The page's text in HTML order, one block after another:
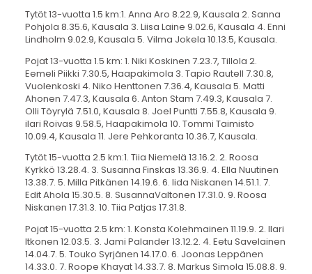
Tytöt 13-vuotta 1.5 km:1. Anna Aro 8.22.9, Kausala 2. Sanna
Pohjola 8.35.6, Kausala 3. Liisa Laine 9.02.6, Kausala 4. Enni
Lindholm 9.02.9, Kausala 5. Vilma Jokela 10.13.5, Kausala.
Pojat 13-vuotta 1.5 km: 1. Niki Koskinen 7.23.7, Tillola 2.
Eemeli Piikki 7.30.5, Haapakimola 3. Tapio Rautell 7.30.8,
Vuolenkoski 4. Niko Henttonen 7.36.4, Kausala 5. Matti
Ahonen 7.47.3, Kausala 6. Anton Stam 7.49.3, Kausala 7.
Olli Töyrylä 7.51.0, Kausala 8. Joel Puntti 7.55.8, Kausala 9.
ilari Roivas 9.58.5, Haapakimola 10. Tommi Taimisto
10.09.4, Kausala 11. Jere Pehkoranta 10.36.7, Kausala.
Tytöt 15-vuotta 2.5 km:1. Tiia Niemelä 13.16.2. 2. Roosa
Kyrkkö 13.28.4. 3. Susanna Finskas 13.36.9. 4. Ella Nuutinen
13.38.7. 5. Milla Pitkänen 14.19.6. 6. Iida Niskanen 14.51.1. 7.
Edit Ahola 15.30.5. 8. SusannaValtonen 17.31.0. 9. Roosa
Niskanen 17.31.3. 10. Tiia Patjas 17.31.8.
Pojat 15-vuotta 2.5 km: 1. Konsta Kolehmainen 11.19.9. 2. Ilari
Itkonen 12.03.5. 3. Jami Palander 13.12.2. 4. Eetu Savelainen
14.04.7. 5. Touko Syrjänen 14.17.0. 6. Joonas Leppänen
14.33.0. 7. Roope Khayat 14.33.7. 8. Markus Simola 15.08.8. 9.